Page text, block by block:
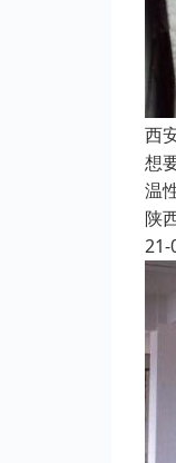
西
想
温
陕
21-